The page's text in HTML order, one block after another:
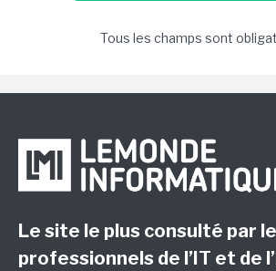
Tous les champs sont
Le site le plus consulté par
professionnels de l’IT et de